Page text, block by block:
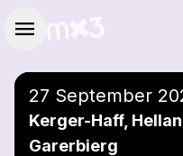
menu
27 September
Kerger-Haff,
Garerbierg